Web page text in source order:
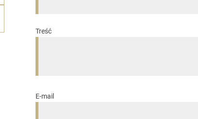
Treść
E-mail